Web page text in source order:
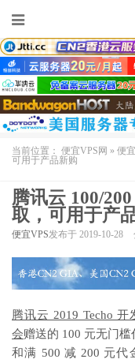
当前位置： 便宜VPS网 » 便
可用于产品新购
腾讯云 100/
取，可用于产
便宜VPS发布于 2019-10-28
腾讯云 2019 Techo 开
会赠送的 100 元无门槛
和满 500 减 200 元代